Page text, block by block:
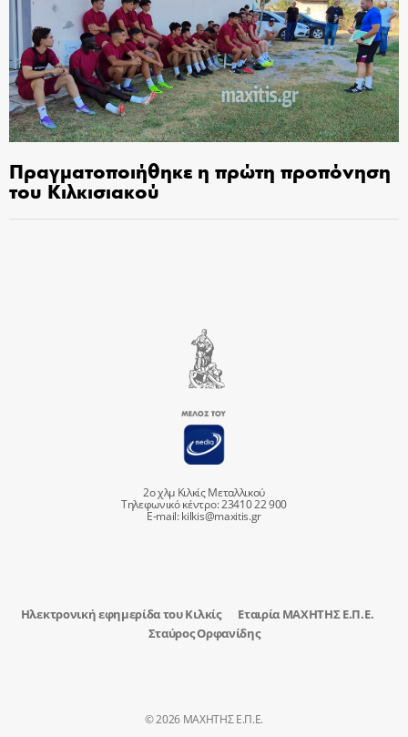
Πραγματοποιήθηκε η πρώτη προπόνηση
του Κιλκισιακού
2ο χλμ Κιλκίς Μεταλλικού
Τηλεφωνικό κέντρο: 23410 22 900
E-mail:kilkis@maxitis.gr
Ηλεκτρονική εφημερίδα του Κιλκίς
Εταιρία ΜΑΧΗΤΗΣ Ε.Π.Ε.
Σταύρος Ορφανίδης
© 2026 ΜΑΧΗΤΗΣ Ε.Π.Ε.